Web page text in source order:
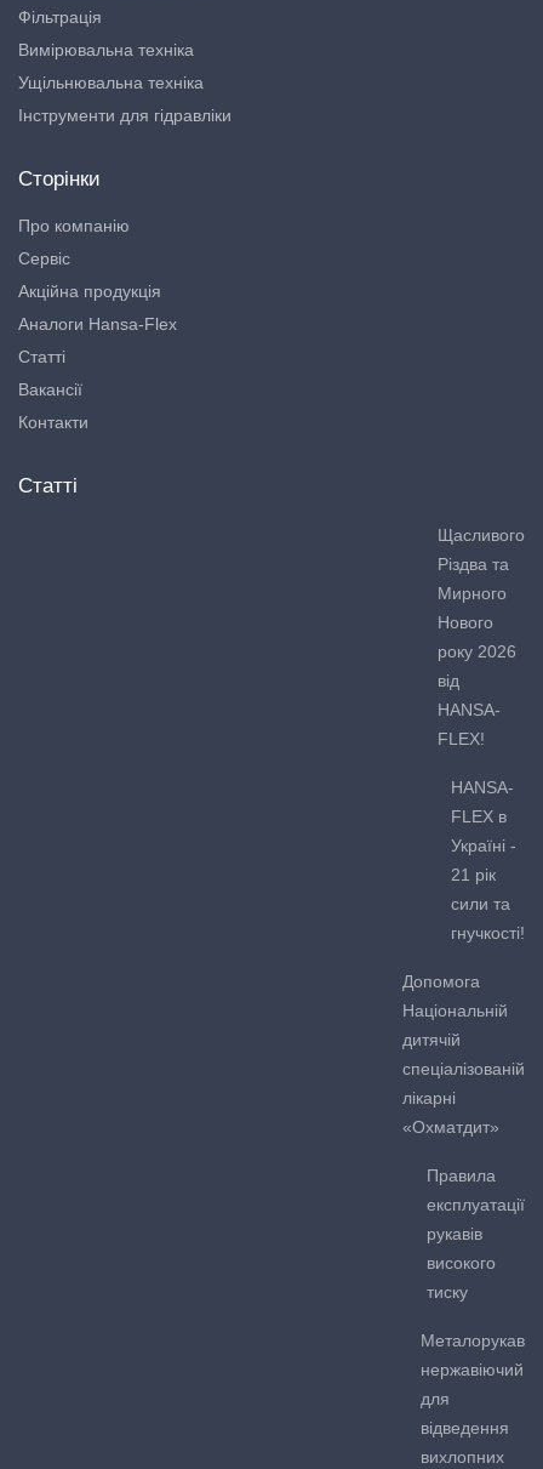
Фільтрація
Вимірювальна техніка
Ущільнювальна техніка
Інструменти для гідравліки
Сторінки
Про компанію
Сервіс
Акційна продукція
Аналоги Hansa-Flex
Статті
Вакансії
Контакти
Статті
Щасливого
Різдва та
Мирного
Нового
року 2026
від
HANSA-
FLEX!
HANSA-
FLEX в
Україні -
21 рік
сили та
гнучкості!
Допомога
Національній
дитячій
спеціалізованій
лікарні
«Охматдит»
Правила
експлуатації
рукавів
високого
тиску
Металорукав
нержавіючий
для
відведення
вихлопних